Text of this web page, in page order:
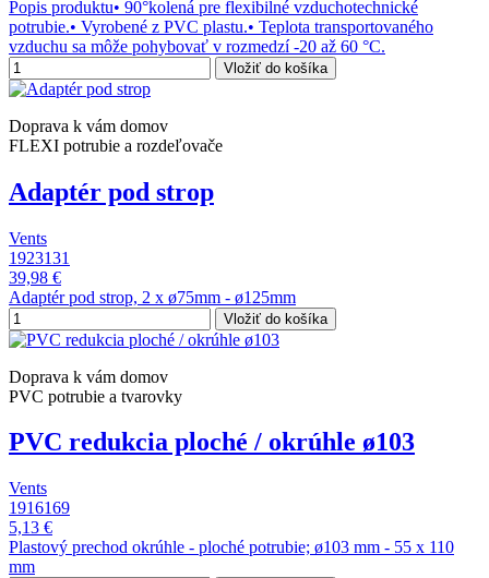
Popis produktu• 90°kolená pre flexibilné vzduchotechnické
potrubie.• Vyrobené z PVC plastu.• Teplota transportovaného
vzduchu sa môže pohybovať v rozmedzí -20 až 60 °C.
Vložiť do košíka
Doprava k vám domov
FLEXI potrubie a rozdeľovače
Adaptér pod strop
Vents
1923131
39,98 €
Adaptér pod strop, 2 x ø75mm - ø125mm
Vložiť do košíka
Doprava k vám domov
PVC potrubie a tvarovky
PVC redukcia ploché / okrúhle ø103
Vents
1916169
5,13 €
Plastový prechod okrúhle - ploché potrubie; ø103 mm - 55 x 110
mm